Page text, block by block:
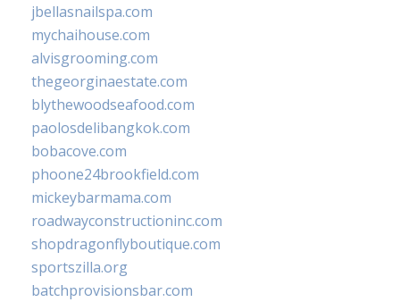
jbellasnailspa.com
mychaihouse.com
alvisgrooming.com
thegeorginaestate.com
blythewoodseafood.com
paolosdelibangkok.com
bobacove.com
phoone24brookfield.com
mickeybarmama.com
roadwayconstructioninc.com
shopdragonflyboutique.com
sportszilla.org
batchprovisionsbar.com